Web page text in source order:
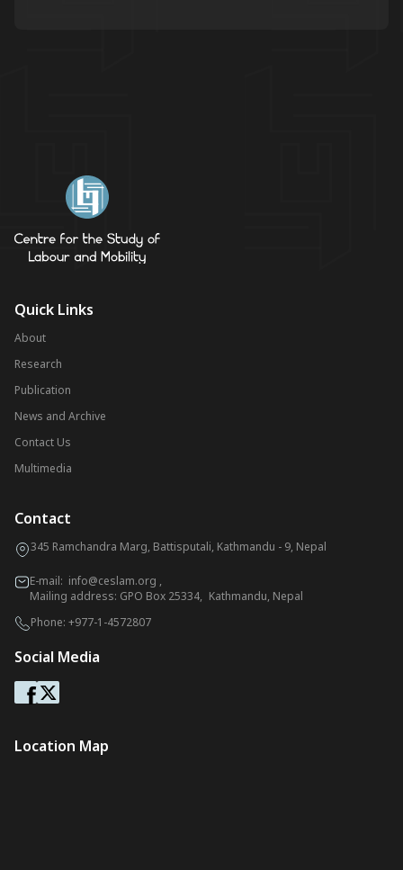
Quick Links
About
Research
Publication
News and Archive
Contact Us
Multimedia
Contact
345 Ramchandra Marg, Battisputali, Kathmandu - 9, Nepal
E-mail: info@ceslam.org ,
Mailing address: GPO Box 25334, Kathmandu, Nepal
Phone: +977-1-4572807
Social Media
Location Map